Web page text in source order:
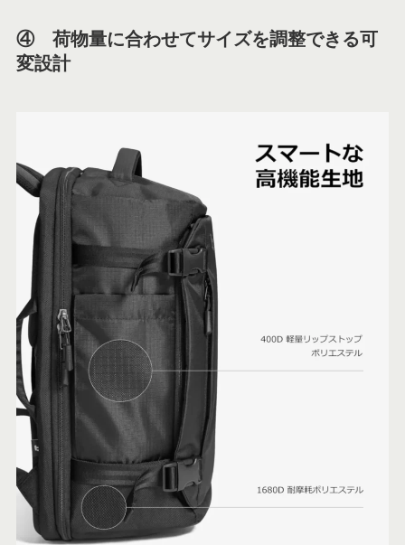
④ 荷物量に合わせてサイズを調整できる可
変設計